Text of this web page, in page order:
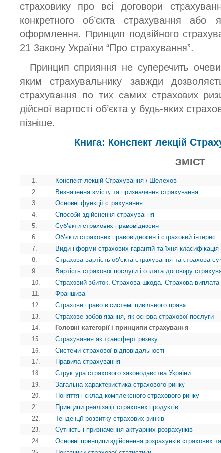
страховику про всі договори
конкретного об’єкта страхування або
оформлення. Принцип подвійного
21 Закону України “Про страхування”.
Принцип сприяння не суперечить
яким страхувальнику завжди
страхування по тих самих страхових
дійсної вартості об’єкта у будь-яких
пізніше.
Книга: Конспект лекцій
ЗМІСТ
1.
Конспект лекцій Страхування / Шелехов
2.
Визначення змісту та призначення страхування
3.
Основні функції страхування
4.
Способи здійснення страхування
5.
Суб’єкти страхових правовідносин
6.
Об’єкти страхових правовідносин і страховий інтерес
7.
Види і форми страхових гарантій та їхня класифікація
8.
Страхова вартість об’єкта страхування та страхова
9.
Вартість страхової послуги і оплата договору
10.
Страховий збиток. Страхова шкода. Страхова виплата
11.
Франшиза
12.
Страхове право в системі цивільного права
13.
Страхове зобов’язання, як основа страхової послуги
14.
Головні категорії і принципи страхування
15.
Страхування як трансферт ризику
16.
Системи страхової відповідальності
17.
Правила страхування
18.
Структура страхового законодавства України
19.
Загальна характеристика страхового ринку
20.
Поняття і склад комплексного страхового ринку
21.
Принципи реалізації страхових продуктів
22.
Тенденції розвитку страхових ринків
23.
Сутність і призначення актуарних розрахунків
24.
Основні принципи здійснення розрахунків страхових